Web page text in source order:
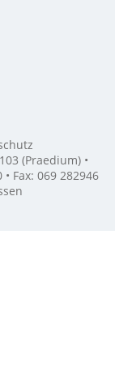
(Praedium) •
Fax: 069 282946